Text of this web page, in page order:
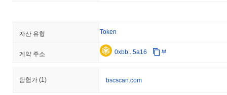
자산 유형 Token
계약 주소 0xbb...5a16 부
탐험가 (1) bscscan.com